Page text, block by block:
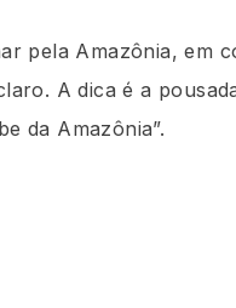
pela Amazônia, em
A dica é a
da Amazônia”.